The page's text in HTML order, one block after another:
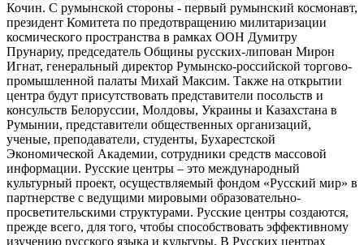
Кочин. С румынской стороны - первый румынский космонавт,
президент Комитета по предотвращению милитаризации
космического пространства в рамках ООН Думитру
Прунариу, председатель Общины русских-липован Мирон
Игнат, генеральный директор Румынско-российской торгово-
промышленной палаты Михай Максим. Также на открытии
центра будут присутствовать представители посольств и
консульств Белоруссии, Молдовы, Украины и Казахстана в
Румынии, представители общественных организаций,
ученые, преподаватели, студенты, Бухарестской
Экономической Академии, сотрудники средств массовой
информации. Русские центры – это международный
культурный проект, осуществляемый фондом «Русский мир» в
партнерстве с ведущими мировыми образовательно-
просветительскими структурами. Русские центры создаются,
прежде всего, для того, чтобы способствовать эффективному
изучению русского языка и культуры. В Русских центрах